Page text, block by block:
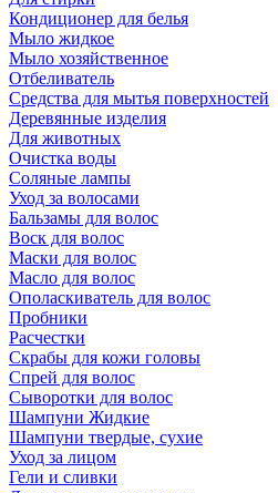
Кондиционер для белья
Мыло жидкое
Мыло хозяйственное
Отбеливатель
Средства для мытья поверхностей
Деревянные изделия
Для животных
Очистка воды
Соляные лампы
Уход за волосами
Бальзамы для волос
Воск для волос
Маски для волос
Масло для волос
Ополаскиватель для волос
Пробники
Расчестки
Скрабы для кожи головы
Спрей для волос
Сыворотки для волос
Шампуни Жидкие
Шампуни твердые, сухие
Уход за лицом
Гели и сливки